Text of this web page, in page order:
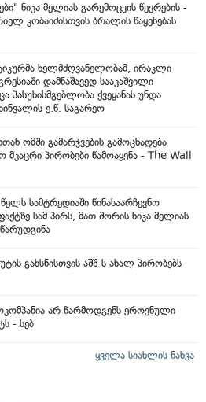
ნიკა მელიას გარემოცვის წევრების -
კობაიძისთვის ბრალის წაყენებას
ხელმძღვანელობამ, ირაკლი
დამნაშავედ სააკაშვილი
ქვეყანას უნდა
ე.წ. საგარეო
ომში გამარჯვების გამოცხადება
პირობები წამოაყენა - The Wall
სამტრედიაში წინასაარჩევნო
სამ პირს, მათ შორის ნიკა მელიას
გახსნისთვის აშშ-ს ახალ პირობებს
არ წარმოდგენს ეროვნული
- სებ
ყველა სიახლის ნახვა